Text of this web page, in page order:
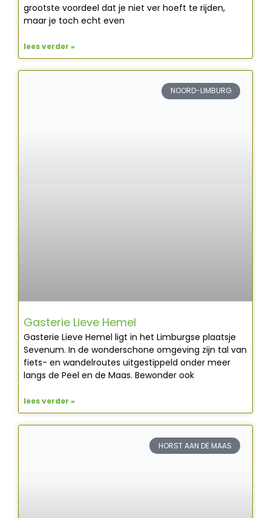
grootste voordeel dat je niet ver hoeft te rijden,
maar je toch echt even
lees verder »
NOORD-LIMBURG
Gasterie Lieve Hemel
Gasterie Lieve Hemel ligt in het Limburgse plaatsje
Sevenum. In de wonderschone omgeving zijn tal van
fiets- en wandelroutes uitgestippeld onder meer
langs de Peel en de Maas. Bewonder ook
lees verder »
HORST AAN DE MAAS